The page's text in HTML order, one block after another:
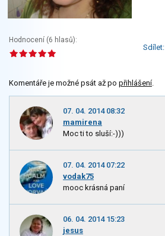
Hodnocení (6 hlasů):
Sdílet:
Komentáře je možné psát až po přihlášení.
07. 04. 2014 08:32
mamirena
Moc ti to sluší:-)))
07. 04. 2014 07:22
vodak75
mooc krásná paní
06. 04. 2014 15:23
jesus